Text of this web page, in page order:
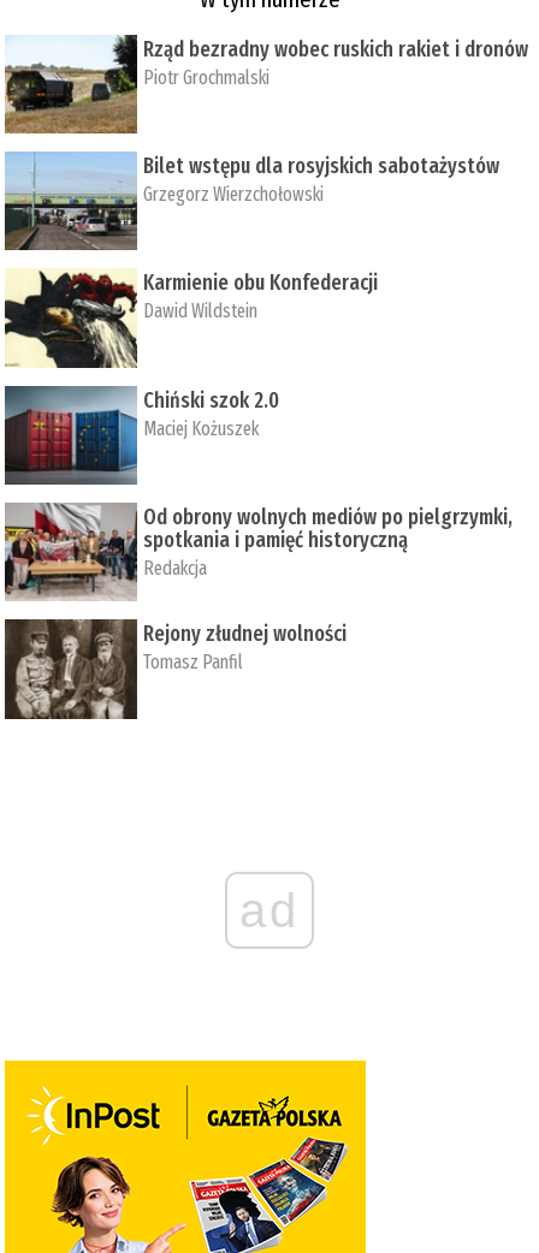
Rząd bezradny wobec ruskich rakiet i dronów
Piotr Grochmalski
Bilet wstępu dla rosyjskich sabotażystów
Grzegorz Wierzchołowski
Karmienie obu Konfederacji
Dawid Wildstein
Chiński szok 2.0
Maciej Kożuszek
Od obrony wolnych mediów po pielgrzymki,
spotkania i pamięć historyczną
Redakcja
Rejony złudnej wolności
Tomasz Panfil
ad